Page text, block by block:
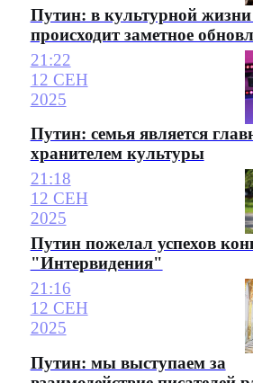
Путин: в культурной жизни
происходит заметное
21:22
12 СЕН
2025
Путин: семья является
хранителем культуры
21:18
12 СЕН
2025
Путин пожелал успехов
"Интервидения"
21:16
12 СЕН
2025
Путин: мы выступаем за